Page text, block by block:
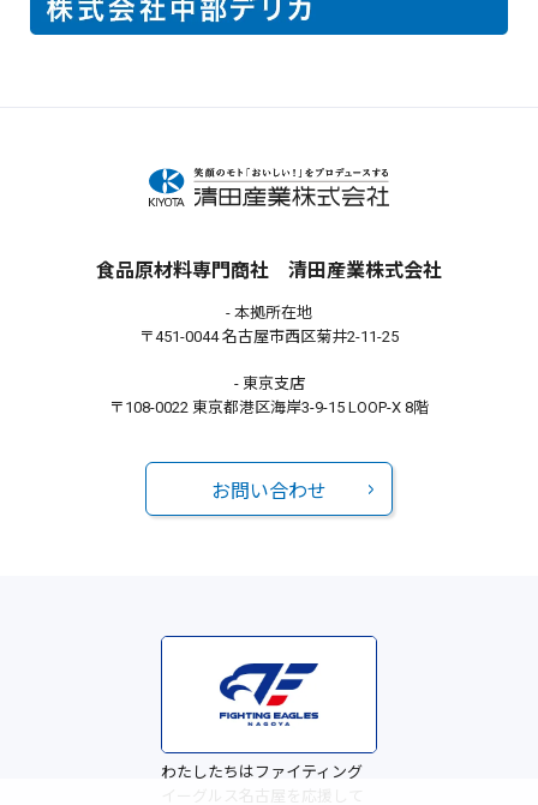
食品原材料専門商社 清田産業株式会社
- 本拠所在地
〒451-0044 名古屋市西区菊井2-11-25
- 東京支店
〒108-0022 東京都港区海岸3-9-15 LOOP-X 8階
お問い合わせ
わたしたちはファイティング